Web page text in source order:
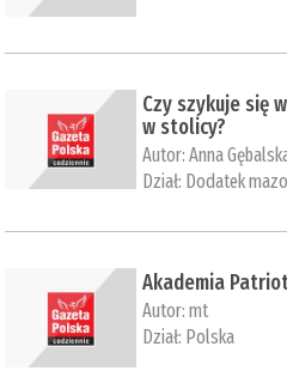
Czy szykuje się
w stolicy?
Autor:Anna
Dział: Dodatek
Akademia
Autor:mt
Dział: Polska